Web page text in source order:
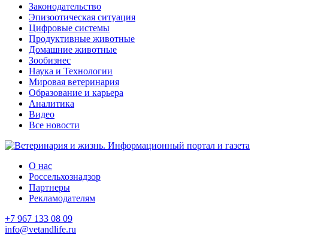
Законодательство
Эпизоотическая ситуация
Цифровые системы
Продуктивные животные
Домашние животные
Зообизнес
Наука и Технологии
Мировая ветеринария
Образование и карьера
Аналитика
Видео
Все новости
О нас
Россельхознадзор
Партнеры
Рекламодателям
+7 967 133 08 09
info@vetandlife.ru